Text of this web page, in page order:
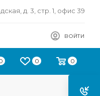
д. 3, стр. 1, офис 39
ВОЙТИ
0 0